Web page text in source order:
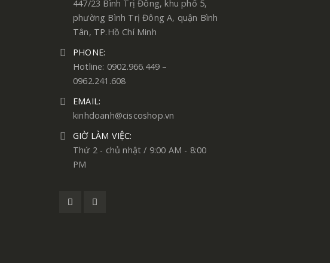
447/23 Bình Trị Đông, khu phố 5,
phường Bình Trị Đông A, quận Bình
Tân, TP.Hồ Chí Minh
PHONE:
Hotline: 0902.966.449 –
0962.241.608
EMAIL:
kinhdoanh@ciscoshop.vn
GIỜ LÀM VIỆC:
Thứ 2 - chủ nhật / 9:00 AM - 8:00
PM